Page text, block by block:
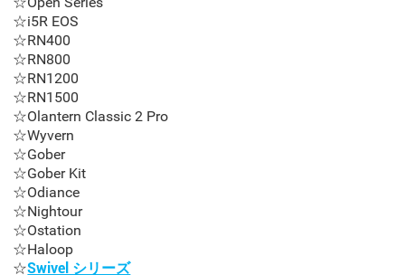
☆i5R EOS
☆RN400
☆RN800
☆RN1200
☆RN1500
☆Olantern Classic 2 Pro
☆Wyvern
☆Gober
☆Gober Kit
☆Odiance
☆Nightour
☆Ostation
☆Haloop
☆Swivel シリーズ